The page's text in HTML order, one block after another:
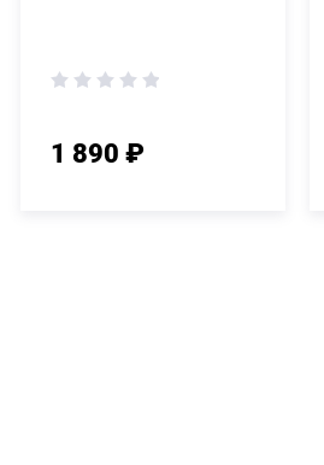
1 890 ₽